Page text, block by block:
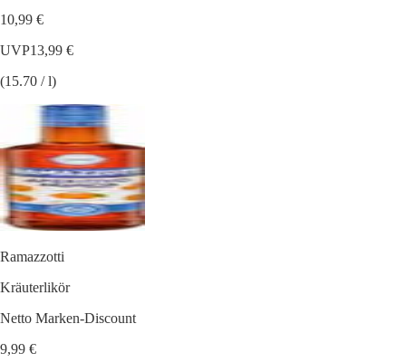
10,99 €
UVP13,99 €
(15.70 / l)
Ramazzotti
Kräuterlikör
Netto Marken-Discount
9,99 €